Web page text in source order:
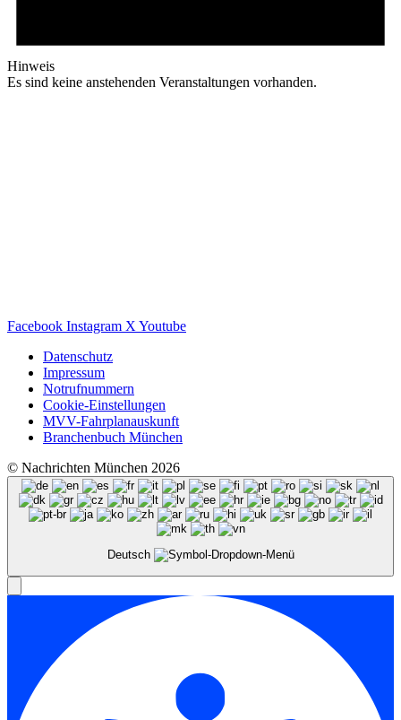
Hinweis
Es sind keine anstehenden Veranstaltungen vorhanden.
Facebook Instagram X Youtube
Datenschutz
Impressum
Notrufnummern
Cookie-Einstellungen
MVV-Fahrplanauskunft
Branchenbuch München
© Nachrichten München 2026
Deutsch